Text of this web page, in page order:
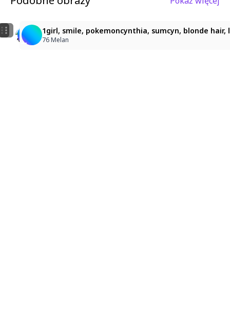
ビーチで微笑む白髪の少女
ぽゆん
1girl, yellow hair, straight long hair, parted bangs,
yokyok
1girl, smile, pokemoncynthia, sumcyn, blonde
76 Melan